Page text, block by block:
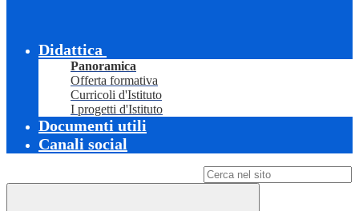
Didattica
Panoramica
Offerta formativa
Curricoli d'Istituto
I progetti d'Istituto
Documenti utili
Canali social